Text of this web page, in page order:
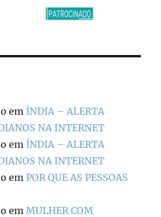
em ÍNDIA – ALERTA
NA INTERNET
em ÍNDIA – ALERTA
NA INTERNET
em POR QUE AS PESSOAS
em MULHER COM